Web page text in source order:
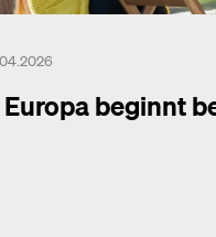
Europa beginnt